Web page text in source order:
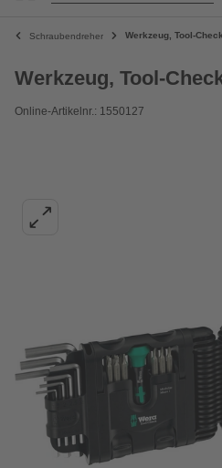
Schraubendreher Werkzeug, Tool-
Werkzeug, Tool-
Online-Artikelnr.: 1550127